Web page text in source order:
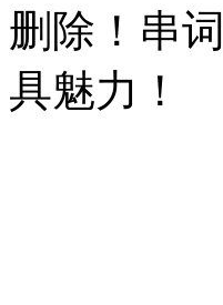
删除！串
具魅力！